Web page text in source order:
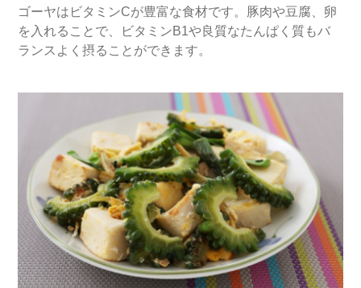
ゴーヤはビタミンCが豊富な食材です。豚肉や豆腐、卵
を入れることで、ビタミンB1や良質なたんぱく質もバ
ランスよく摂ることができます。